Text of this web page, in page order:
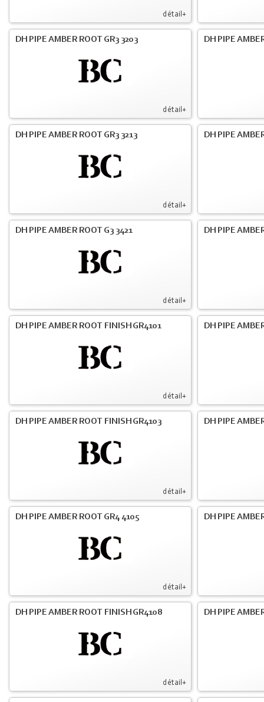
détail+
détail+
DH PIPE AMBER ROOT GR3 3203 DH PIPE
détail+
DH PIPE AMBER ROOT GR3 3213 DH PIPE
détail+
DH PIPE AMBER ROOT G3 3421 DH PIPE
détail+
DH PIPE AMBER ROOT FINISH GR4101 DH PIPE
détail+
DH PIPE AMBER ROOT FINISH GR4103 DH PIPE
détail+
DH PIPE AMBER ROOT GR4 4105 DH PIPE
détail+
DH PIPE AMBER ROOT FINISH GR4108 DH PIPE